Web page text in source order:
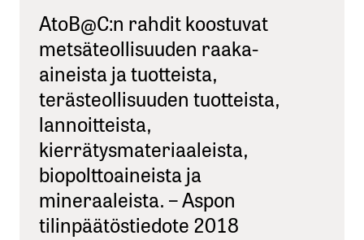
AtoB@C:n rahdit koostuvat
metsäteollisuuden raaka-
aineista ja tuotteista,
terästeollisuuden tuotteista,
lannoitteista,
kierrätysmateriaaleista,
biopolttoaineista ja
mineraaleista. – Aspon
tilinpäätöstiedote 2018